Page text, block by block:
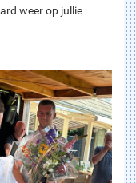
weer op jullie